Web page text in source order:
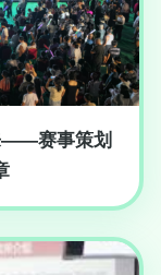
——赛事策划